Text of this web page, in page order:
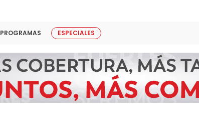
PROGRAMAS ESPECIALES